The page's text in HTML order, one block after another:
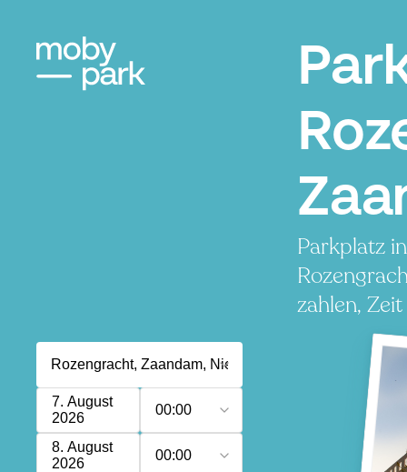
Parkplatz
zahlen,
7. August
2026
00:00
8. August
2026
00:00